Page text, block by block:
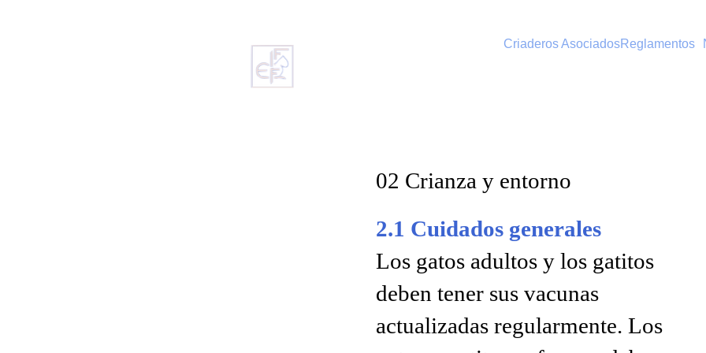
Criaderos AsociadosReglamentos
2.1 Cuidados generales
Los gatos adultos y los gatitos
deben tener sus vacunas
actualizadas regularmente. Los
02 Crianza y entorno